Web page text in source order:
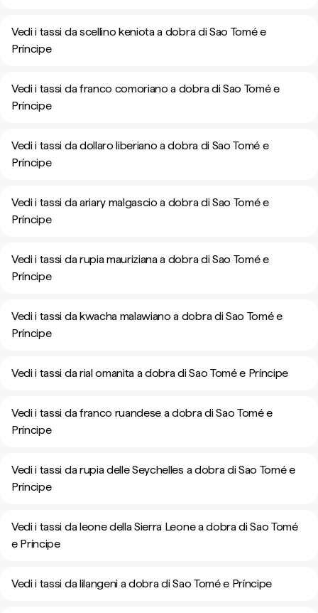
Vedi i tassi da scellino keniota a dobra di Sao Tomé e
Príncipe
Vedi i tassi da franco comoriano a dobra di Sao Tomé e
Príncipe
Vedi i tassi da dollaro liberiano a dobra di Sao Tomé e
Príncipe
Vedi i tassi da ariary malgascio a dobra di Sao Tomé e
Príncipe
Vedi i tassi da rupia mauriziana a dobra di Sao Tomé e
Príncipe
Vedi i tassi da kwacha malawiano a dobra di Sao Tomé e
Príncipe
Vedi i tassi da rial omanita a dobra di Sao Tomé e Príncipe
Vedi i tassi da franco ruandese a dobra di Sao Tomé e
Príncipe
Vedi i tassi da rupia delle Seychelles a dobra di Sao Tomé e
Príncipe
Vedi i tassi da leone della Sierra Leone a dobra di Sao Tomé
e Príncipe
Vedi i tassi da lilangeni a dobra di Sao Tomé e Príncipe